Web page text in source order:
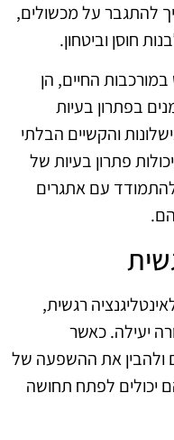
להתגבר על מכשולים,
חוסן וביטחון.
במורכבות החיים, הן
בפתרון בעיות
והקשיים הבלתי
פתרון בעיות של
להתמודד עם אתגרים
רגשית,
יעילה. כאשר
ולהבין את ההשפעה של
יכולים לפתח תחושה